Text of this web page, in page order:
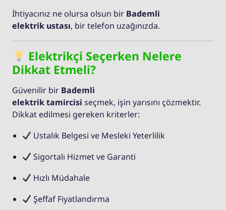
İhtiyacınız ne olursa olsun bir Bademli
elektrik ustası, bir telefon uzağınızda.
Elektrikçi Seçerken Nelere
Dikkat Etmeli?
Güvenilir bir Bademli
elektrik tamircisi seçmek, işin yarısını çözmektir.
Dikkat edilmesi gereken kriterler:
Ustalık Belgesi ve Mesleki Yeterlilik
Sigortalı Hizmet ve Garanti
Hızlı Müdahale
Şeffaf Fiyatlandırma